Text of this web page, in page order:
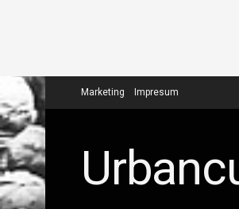
Marketing Impresum